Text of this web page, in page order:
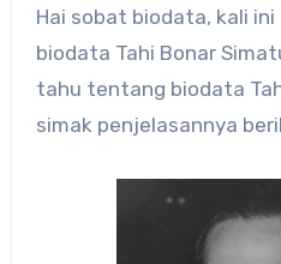
Hai sobat biodata, kali ini kami akan bagikan
biodata Tahi Bonar
tahu tentang biodata
simak penjelasannya